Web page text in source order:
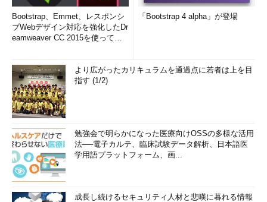
Bootstrap、Emmet、レスポンシ
ブWebデザイン対応を強化したDr
eamweaver CC 2015を使って
「Bootstrap 4 alpha」が登場
より広がったカリキュラムを通過点に若者は上を目
指す (1/2)
勉強会で明らかになった医療向けOSSの多様な活用
法──電子カルテ、臨床試験データ解析、日本語医
学用語プラットフォーム、画...
成長し続けるセキュリティ人材と悲嘆に暮れる情報